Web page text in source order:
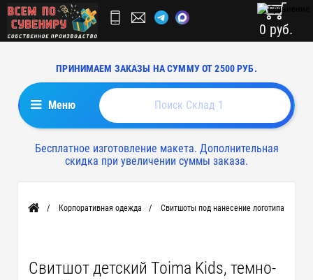
ПРИНИМАЕМ ЗАКАЗЫ НА СУММУ ОТ 2500 РУБ.
0 руб.
Меню
Бесплатное изготовление макета. Дополнительная
скидка при увеличении суммы заказа.
Главная Корпоративная одежда Свитшоты под нанесение логотипа
Свитшот детский Toima Kids, темно-